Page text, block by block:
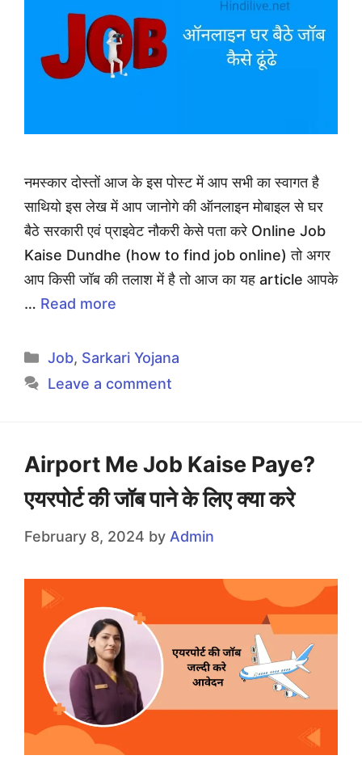
नमस्कार दोस्तों आज के इस पोस्ट में आप सभी का स्वागत है
साथियो इस लेख में आप जानोगे की ऑनलाइन मोबाइल से घर
बैठे सरकारी एवं प्राइवेट नौकरी केसे पता करे Online Job
Kaise Dundhe (how to find job online) तो अगर
आप किसी जॉब की तलाश में है तो आज का यह article आपके
… Read more
Categories
Job, Sarkari Yojana
Leave a comment
Airport Me Job Kaise Paye?
एयरपोर्ट की जॉब पाने के लिए क्या करे
February 8, 2024 by Admin